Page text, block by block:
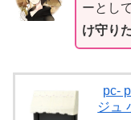
ーとし
け守り
pc-
ジュ